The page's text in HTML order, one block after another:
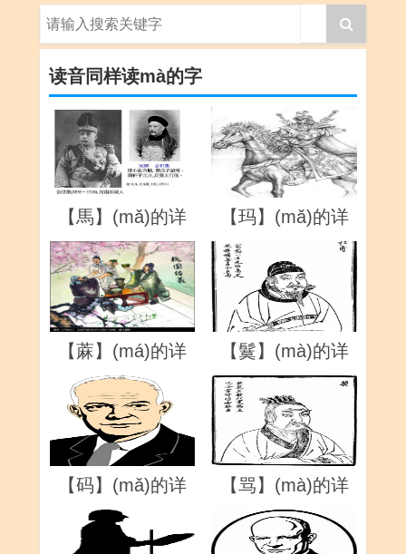
读音同样读mà的字
【馬】(mǎ)的详
解
【玛】(mǎ)的详
【蔴】(má)的详
解
【鬕】(mà)的详
解
【码】(mǎ)的详
解
【骂】(mà)的详
解